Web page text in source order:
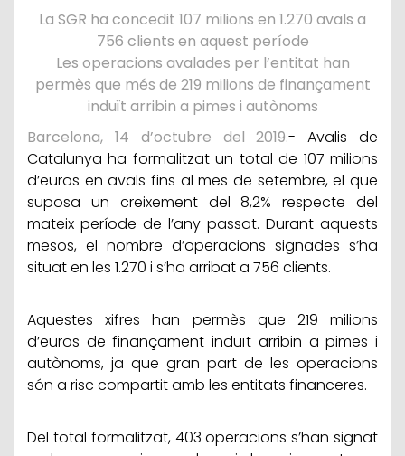
La SGR ha concedit 107 milions en 1.270 avals a
756 clients en aquest període
Les operacions avalades per l’entitat han
permès que més de 219 milions de finançament
induït arribin a pimes i autònoms
Barcelona, 14 d’octubre del 2019.- Avalis de
Catalunya ha formalitzat un total de 107 milions
d’euros en avals fins al mes de setembre, el que
suposa un creixement del 8,2% respecte del
mateix període de l’any passat. Durant aquests
mesos, el nombre d’operacions signades s’ha
situat en les 1.270 i s’ha arribat a 756 clients.
Aquestes xifres han permès que 219 milions
d’euros de finançament induït arribin a pimes i
autònoms, ja que gran part de les operacions
són a risc compartit amb les entitats financeres.
Del total formalitzat, 403 operacions s’han signat